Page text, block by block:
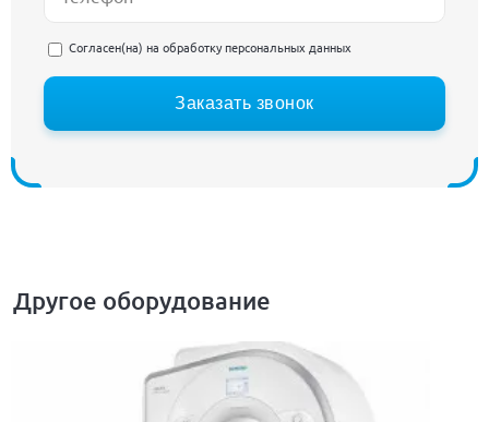
Согласен(на) на обработку персональных данных
Заказать звонок
Другое оборудование